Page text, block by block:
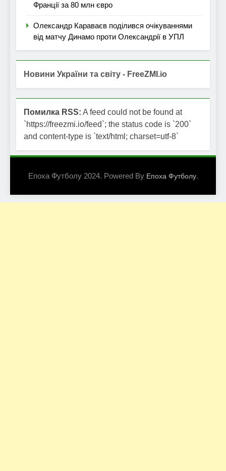
Франції за 80 млн євро
Олександр Караваєв поділився очікуваннями
від матчу Динамо проти Олександрії в УПЛ
Новини України та світу - FreeZMI.io
Помилка RSS: A feed could not be found at
`https://freezmi.io/feed`; the status code is `200`
and content-type is `text/html; charset=utf-8`
Епоха Футболу 2024. Powered By Епоха Футболу.